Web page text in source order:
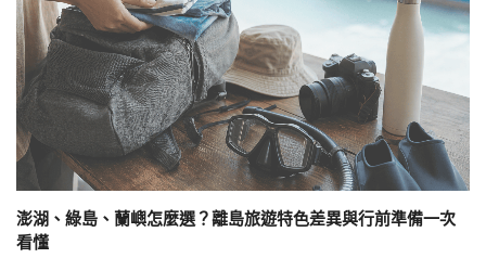
澎湖、綠島、蘭嶼怎麼選？離島旅遊特色差異與行前準備一次
看懂